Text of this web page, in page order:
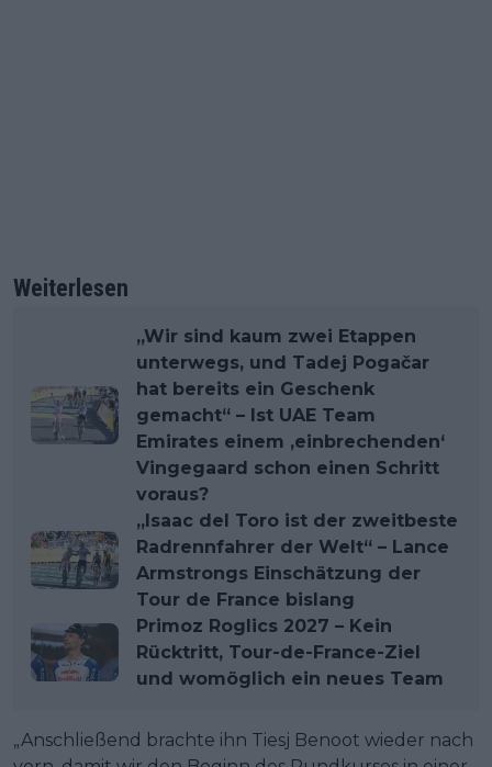
Weiterlesen
„Wir sind kaum zwei Etappen
unterwegs, und Tadej Pogačar
hat bereits ein Geschenk
gemacht“ – Ist UAE Team
Emirates einem ‚einbrechenden‘
Vingegaard schon einen Schritt
voraus?
„Isaac del Toro ist der zweitbeste
Radrennfahrer der Welt“ – Lance
Armstrongs Einschätzung der
Tour de France bislang
Primoz Roglics 2027 – Kein
Rücktritt, Tour-de-France-Ziel
und womöglich ein neues Team
„Anschließend brachte ihn Tiesj Benoot wieder nach